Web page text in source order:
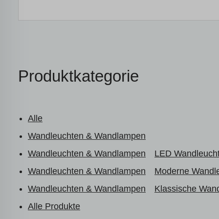
Produktkategorie
Alle
Wandleuchten & Wandlampen
Wandleuchten & Wandlampen
LED
Wandleuchten & Wandlampen
Moderne
Wandleuchten & Wandlampen
Klassische
Alle Produkte